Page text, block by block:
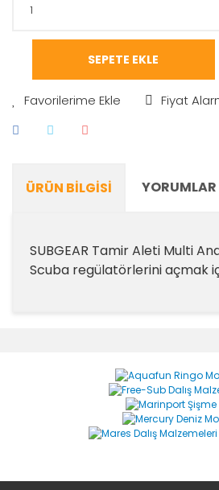
SEPETE EKLE
Fiyat
ÜRÜN BILGISI YORUMLAR
SUBGEAR Tamir Aleti Multi
Scuba regülatörlerini açmak
Yorum Yaz
Ürün resmi kalitesiz, bozuk
Ürün açıklamasında eksik
Ürün bilgilerinde hatalar